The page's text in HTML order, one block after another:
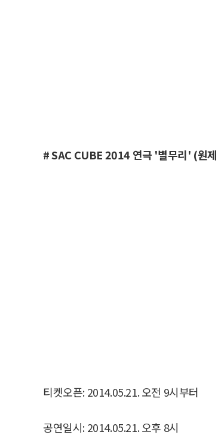
# SAC CUBE 2014 연극 '별무리' (
티켓오픈: 2014.05.21. 오전 9시부터
공연일시: 2014.05.21. 오후 8시